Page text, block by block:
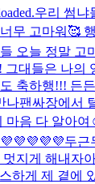
우리 썸냐
무 고마워🥰
오늘 정말 고
대들은 나의
축하행!!! 든
나팬싸장에서
마음 다 알아
두근
멋지게 해내자
하게 제 곁에